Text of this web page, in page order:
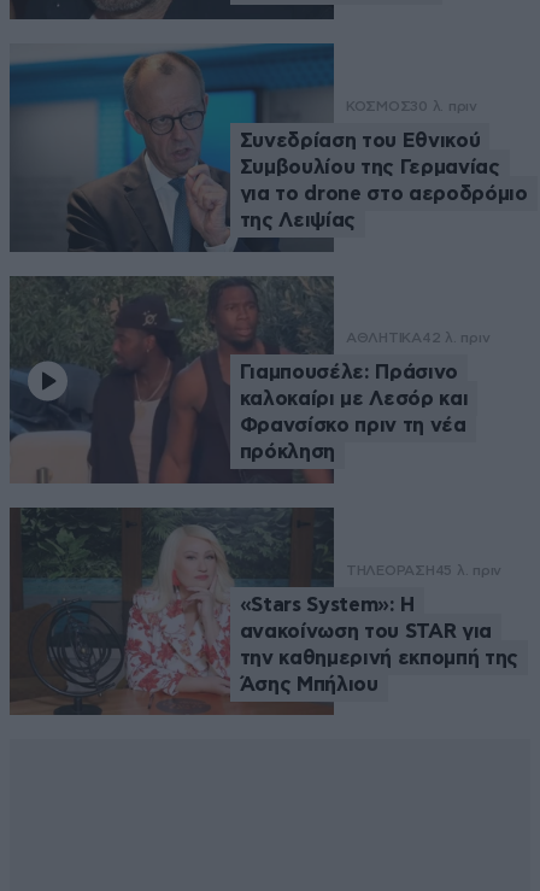
ΚΟΣΜΟΣ30 λ. πριν
Συνεδρίαση του Εθνικού
Συμβουλίου της Γερμανίας
για το drone στο αεροδρόμιο
της Λειψίας
ΑΘΛΗΤΙΚΑ42 λ. πριν
Γιαμπουσέλε: Πράσινο
καλοκαίρι με Λεσόρ και
Φρανσίσκο πριν τη νέα
πρόκληση
ΤΗΛΕΟΡΑΣΗ45 λ. πριν
«Stars System»: Η
ανακοίνωση του STAR για
την καθημερινή εκπομπή της
Άσης Μπήλιου